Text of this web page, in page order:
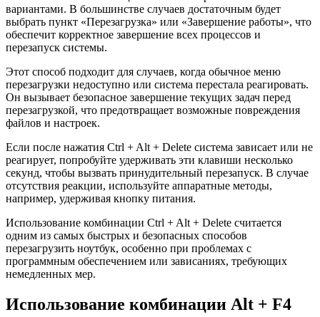
вариантами. В большинстве случаев достаточным будет
выбрать пункт «Перезагрузка» или «Завершение работы», что
обеспечит корректное завершение всех процессов и
перезапуск системы.
Этот способ подходит для случаев, когда обычное меню
перезагрузки недоступно или система перестала реагировать.
Он вызывает безопасное завершение текущих задач перед
перезагрузкой, что предотвращает возможные повреждения
файлов и настроек.
Если после нажатия Ctrl + Alt + Delete система зависает или не
реагирует, попробуйте удерживать эти клавиши несколько
секунд, чтобы вызвать принудительный перезапуск. В случае
отсутствия реакции, используйте аппаратные методы,
например, удерживая кнопку питания.
Использование комбинации Ctrl + Alt + Delete считается
одним из самых быстрых и безопасных способов
перезагрузить ноутбук, особенно при проблемах с
программным обеспечением или зависаниях, требующих
немедленных мер.
Использование комбинации Alt + F4